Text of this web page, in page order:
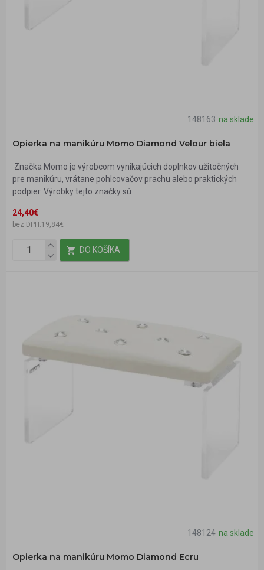
148163 na sklade
Opierka na manikúru Momo Diamond Velour biela
Značka Momo je výrobcom vynikajúcich doplnkov užitočných
pre manikúru, vrátane pohlcovačov prachu alebo praktických
podpier. Výrobky tejto značky sú ..
24,40€
bez DPH:19,84€
DO KOŠÍKA
148124 na sklade
Opierka na manikúru Momo Diamond Ecru